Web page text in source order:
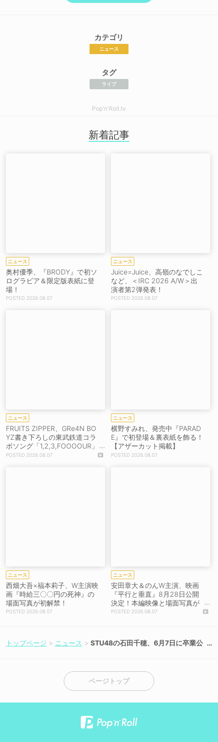
カテゴリ
ニュース
タグ
ライブ
Pop'n'Roll.tv
新着記事
ニュース
奥村優季、『BRODY』で初ソ
ログラビア＆限定版表紙に登
場！
2026.08.07
ニュース
Juice=Juice、高嶺のなでしこ
など、＜IRC 2026 A/W＞出
演者第2弾発表！
2026.08.07
ニュース
FRUITS ZIPPER、GRe4N BO
YZ書き下ろしの東武鉄道コラ
ボソング「1,2,3,FOOOOUR」
をリリース＆MV公開！
2026.08.07
ニュース
横野すみれ、発売中『PARAD
E』で初登場＆裏表紙を飾る！
【アザーカット掲載】
2026.08.07
ニュース
西畑大吾×福本莉子、W主演映
画『時給三〇〇円の死神』の
場面写真が初解禁！
2026.08.07
ニュース
安田章大＆のんW主演、映画
『平行と垂直』8月28日公開
決定！本編映像と場面写真が
初解禁！2026.08.07
トップページ ニュース
STU48の石田千穂、6月7日に卒業公
ページトップ